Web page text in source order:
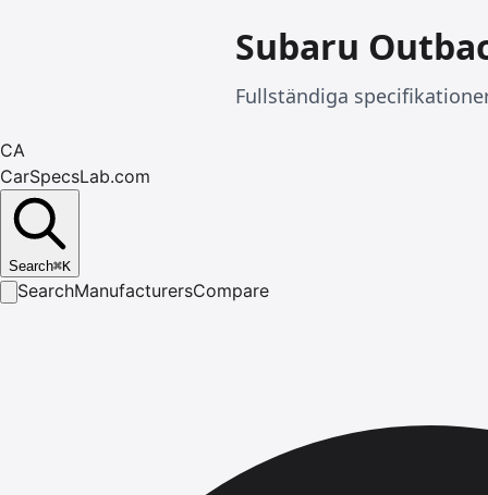
Subaru
Fullständiga
CA
CarSpecsLab.com
Search⌘K
SearchManufacturersCompare